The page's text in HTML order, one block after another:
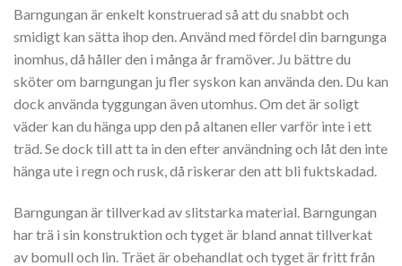
Barngungan är enkelt konstruerad så att du snabbt och
smidigt kan sätta ihop den. Använd med fördel din barngunga
inomhus, då håller den i många år framöver. Ju bättre du
sköter om barngungan ju fler syskon kan använda den. Du kan
dock använda tyggungan även utomhus. Om det är soligt
väder kan du hänga upp den på altanen eller varför inte i ett
träd. Se dock till att ta in den efter användning och låt den inte
hänga ute i regn och rusk, då riskerar den att bli fuktskadad.
Barngungan är tillverkad av slitstarka material. Barngungan
har trä i sin konstruktion och tyget är bland annat tillverkat
av bomull och lin. Träet är obehandlat och tyget är fritt från